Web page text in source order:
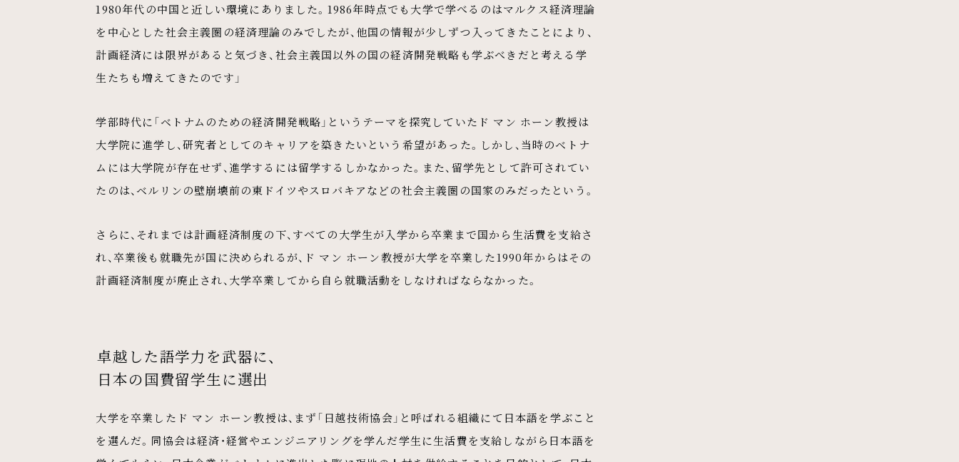
1980年代の中国と近しい環境にありました。1986年時点でも大学で学べるのはマルクス経済理論
を中心とした社会主義圏の経済理論のみでしたが、他国の情報が少しずつ入ってきたことにより、
計画経済には限界があると気づき、社会主義国以外の国の経済開発戦略も学ぶべきだと考える学
生たちも増えてきたのです」
学部時代に「ベトナムのための経済開発戦略」というテーマを探究していたド マン ホーン教授は
大学院に進学し、研究者としてのキャリアを築きたいという希望があった。しかし、当時のベトナ
ムには大学院が存在せず、進学するには留学するしかなかった。また、留学先として許可されてい
たのは、ベルリンの壁崩壊前の東ドイツやスロバキアなどの社会主義圏の国家のみだったという。
さらに、それまでは計画経済制度の下、すべての大学生が入学から卒業まで国から生活費を支給さ
れ、卒業後も就職先が国に決められるが、ド マン ホーン教授が大学を卒業した1990年からはその
計画経済制度が廃止され、大学卒業してから自ら就職活動をしなければならなかった。
卓越した語学力を武器に、
日本の国費留学生に選出
大学を卒業したド マン ホーン教授は、まず「日越技術協会」と呼ばれる組織にて日本語を学ぶこと
を選んだ。同協会は経済・経営やエンジニアリングを学んだ学生に生活費を支給しながら日本語を